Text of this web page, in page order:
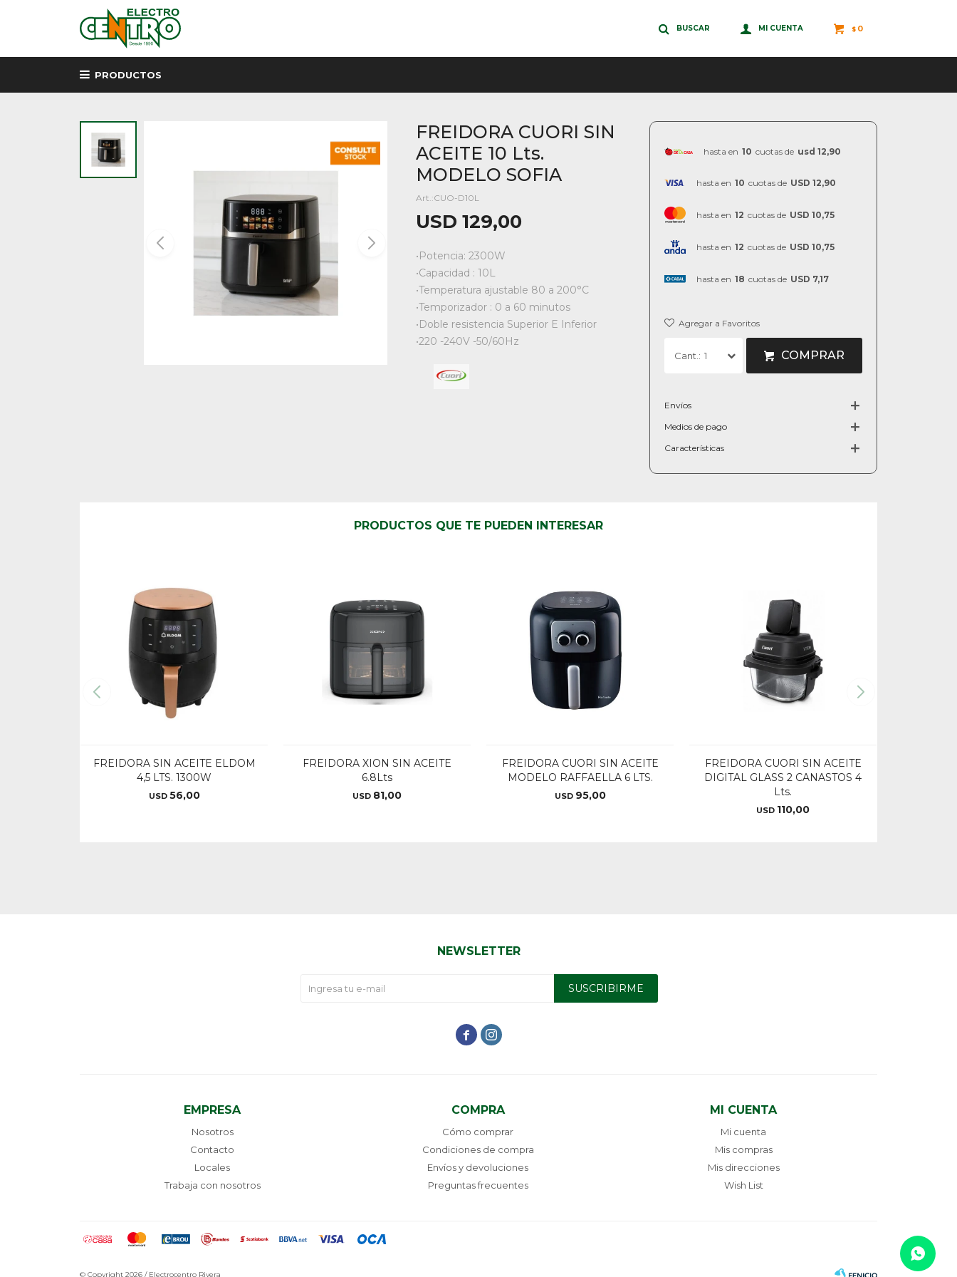
PRODUCTOS
$ 0
FREIDORA CUORI SIN
ACEITE 10 Lts.
MODELO SOFIA
CUO-D10L
USD 129,00
•Potencia: 2300W
•Capacidad : 10L
•Temperatura ajustable 80 a 200°C
•Temporizador : 0 a 60 minutos
•Doble resistencia Superior E Inferior
•220 -240V -50/60Hz
hasta en 10 cuotas de usd 12,90
hasta en 10 cuotas de USD 12,90
hasta en 12 cuotas de USD 10,75
hasta en 12 cuotas de USD 10,75
hasta en 18 cuotas de USD 7,17
1 COMPRAR
Envíos
Medios de pago
Características
PRODUCTOS QUE TE PUEDEN INTERESAR
FREIDORA SIN ACEITE ELDOM
4,5 LTS. 1300W
USD 56,00
FREIDORA XION SIN ACEITE
6.8Lts
USD 81,00
FREIDORA CUORI SIN ACEITE
MODELO RAFFAELLA 6 LTS.
USD 95,00
FREIDORA CUORI SIN ACEITE
DIGITAL GLASS 2 CANASTOS 4
Lts.
USD 110,00
EMPRESA
Nosotros
Contacto
Locales
Trabaja con nosotros
COMPRA
Cómo comprar
Condiciones de compra
Envíos y devoluciones
Preguntas frecuentes
MI CUENTA
Mi cuenta
Mis compras
Mis direcciones
Wish List
NEWSLETTER
SUSCRIBIRME
 
© Copyright 2026 / Electrocentro Rivera